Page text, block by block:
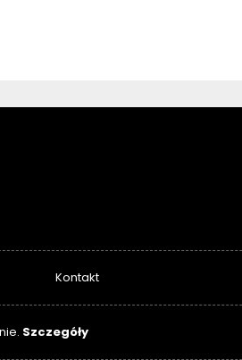
Kontakt
Szczegóły